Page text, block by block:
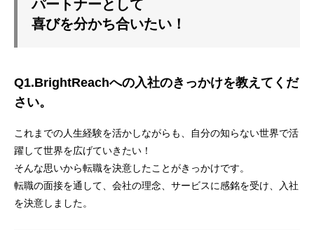
パートナーとして
喜びを分かち合いたい！
Q1.BrightReachへの入社のきっかけを教えてくだ
さい。
これまでの人生経験を活かしながらも、自分の知らない世界で活
躍して世界を広げていきたい！
そんな思いから転職を決意したことがきっかけです。
転職の面接を通して、会社の理念、サービスに感銘を受け、入社
を決意しました。